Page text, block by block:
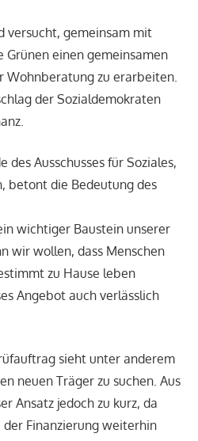
versucht, gemeinsam mit
Grünen einen gemeinsamen
Wohnberatung zu erarbeiten.
der Sozialdemokraten
des Ausschusses für Soziales,
betont die Bedeutung des
wichtiger Baustein unserer
wir wollen, dass Menschen
zu Hause leben
Angebot auch verlässlich
sieht unter anderem
neuen Träger zu suchen. Aus
Ansatz jedoch zu kurz, da
Finanzierung weiterhin